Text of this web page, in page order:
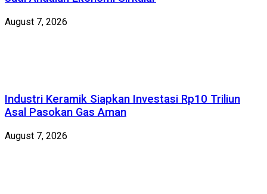
August 7, 2026
Industri Keramik Siapkan Investasi Rp10 Triliun
Asal Pasokan Gas Aman
August 7, 2026